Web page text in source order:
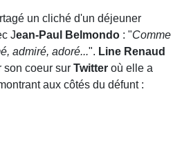
un cliché d'un déjeuner
Jean-Paul Belmondo : "Comme
admiré, adoré...". Line Renaud
son coeur sur Twitter où elle a
aux côtés du défunt :